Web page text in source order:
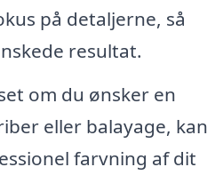
på detaljerne, så
resultat.
om du ønsker en
eller balayage, kan
farvning af dit